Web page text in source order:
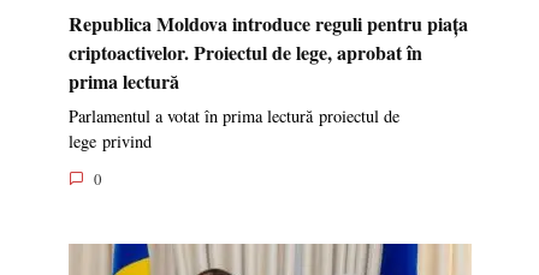
Republica Moldova introduce reguli pentru piața
criptoactivelor. Proiectul de lege, aprobat în
prima lectură
Parlamentul a votat în prima lectură proiectul de
lege privind
0